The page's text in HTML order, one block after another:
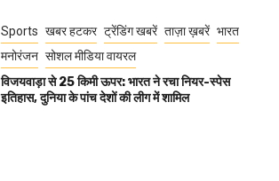
Sports खबर हटकर ट्रेंडिंग खबरें ताज़ा ख़बरें भारत
मनोरंजन सोशल मीडिया वायरल
विजयवाड़ा से 25 किमी ऊपर: भारत ने रचा नियर-स्पेस
इतिहास, दुनिया के पांच देशों की लीग में शामिल